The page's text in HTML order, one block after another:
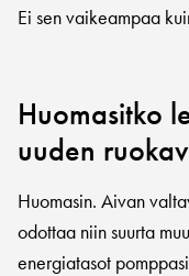
Ei sen vaikeampaa
Huomasitko
uuden
Huomasin. Aivan
odottaa niin suurta
energiatasot